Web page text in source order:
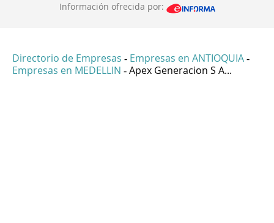
Información ofrecida por:
Directorio de Empresas - Empresas en ANTIOQUIA -
Empresas en MEDELLIN - Apex Generacion S A...